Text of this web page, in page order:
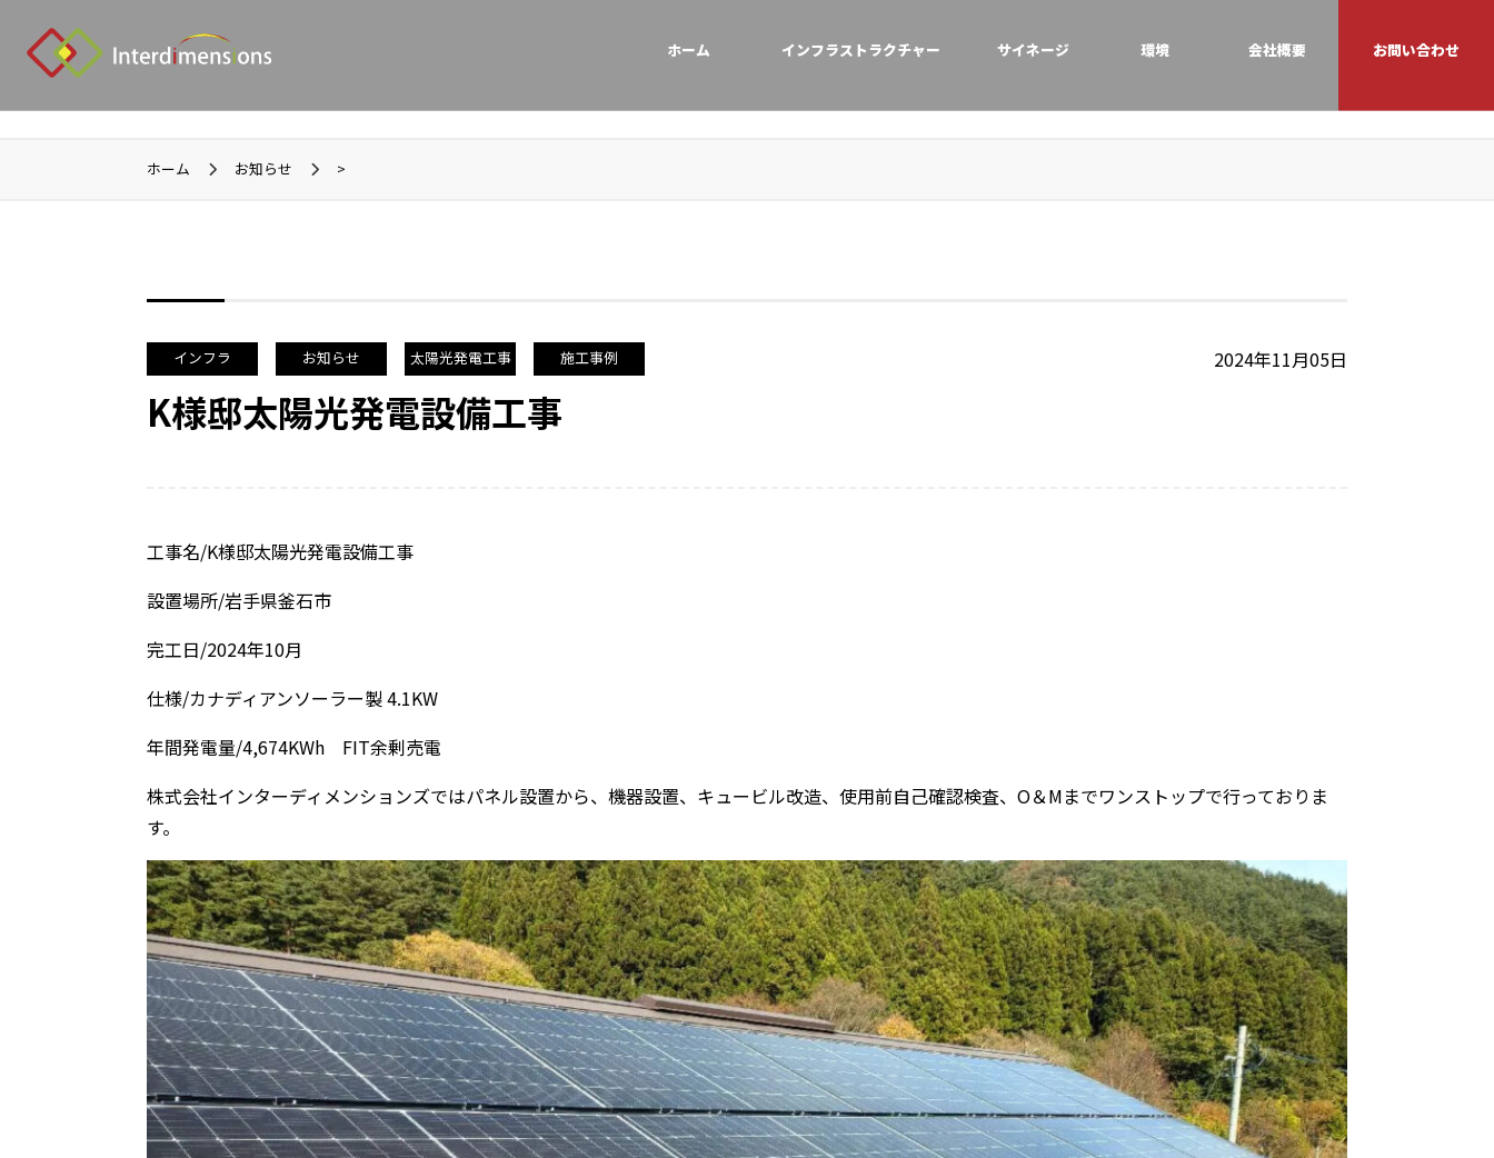
ホーム インフラストラクチャー サイネージ 環境 会社概要 お問い合わせ
ホーム お知らせ >
インフラ お知らせ 太陽光発電工事 施工事例 2024年11月05日
K様邸太陽光発電設備工事
工事名/K様邸太陽光発電設備工事
設置場所/岩手県釜石市
完工日/2024年10月
仕様/カナディアンソーラー製 4.1KW
年間発電量/4,674KWh FIT余剰売電
株式会社インターディメンションズではパネル設置から、機器設置、キュービル改造、使用前自己確認検査、O＆Mまでワンストップで行っておりま
す。